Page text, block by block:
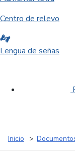
Centro de relevo
Lengua de señas
Inicio